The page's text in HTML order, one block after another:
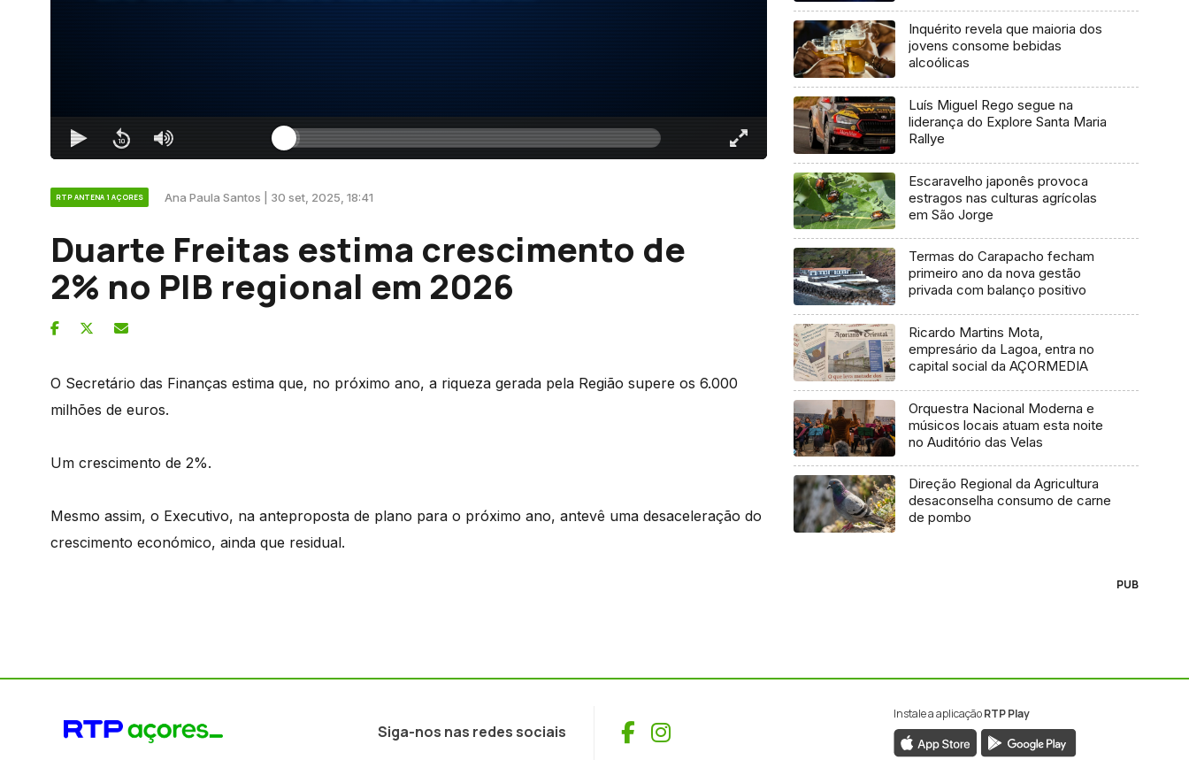
RTP ANTENA 1 AÇORES Ana Paula Santos | 30 set, 2025, 18:41
Duarte Freitas estima crescimento de
2% no PIB regional em 2026
O Secretário das Finanças estima que, no próximo ano, a riqueza gerada pela Região supere os 6.000
milhões de euros.
Um crescimento de 2%.
Mesmo assim, o Executivo, na anteproposta de plano para o próximo ano, antevê uma desaceleração do
crescimento económico, ainda que residual.
Inquérito revela que maioria dos
jovens consome bebidas
alcoólicas
Luís Miguel Rego segue na
liderança do Explore Santa Maria
Rallye
Escaravelho japonês provoca
estragos nas culturas agrícolas
em São Jorge
Termas do Carapacho fecham
primeiro ano da nova gestão
privada com balanço positivo
Ricardo Martins Mota,
empresário da Lagoa, entra no
capital social da AÇORMEDIA
Orquestra Nacional Moderna e
músicos locais atuam esta noite
no Auditório das Velas
Direção Regional da Agricultura
desaconselha consumo de carne
de pombo
PUB
Siga-nos nas redes sociais Facebook
Instagram
Instale a aplicaçãoRTP Play